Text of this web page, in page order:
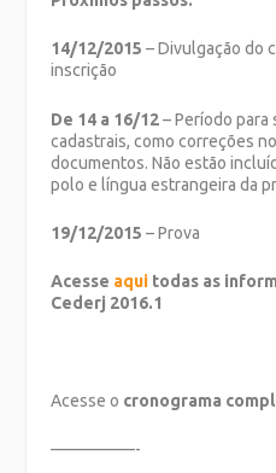
14/12/2015 – Divulgação do
inscrição
De 14 a 16/12– Período
cadastrais, como correções
documentos. Não estão
polo e língua estrangeira da
19/12/2015 – Prova
Acesse aqui todas as
Cederj 2016.1
Acesse o cronograma
—————-